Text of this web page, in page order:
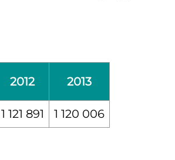
2012 2013
1 121 891 1 120 006